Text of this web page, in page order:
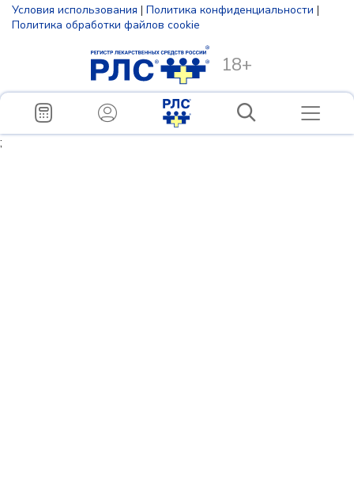
Условия использования | Политика конфиденциальности |
Политика обработки файлов cookie
18+
;